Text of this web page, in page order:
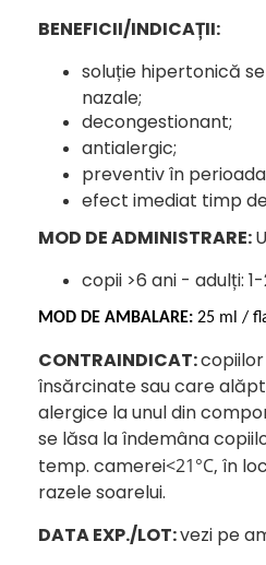
BENEFICII/INDICAȚII:
soluție hipertonică
nazale;
decongestionant;
antialergic;
preventiv în
efect imediat timp
MOD DE ADMINISTRARE:
copii >6 ani - adulți:
MOD DE AMBALARE: 25 ml /
CONTRAINDICAT:
însărcinate sau care
alergice la unul din
se lăsa la îndemâna
temp. camerei<21°C, în
razele soarelui.
DATA EXP./LOT:vezi pe